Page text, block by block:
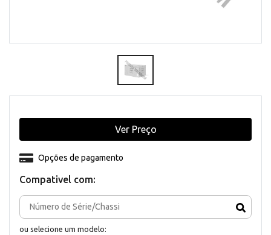
Compativel com:
ou selecione um modelo:
Opções de pagamento
Ver Preço